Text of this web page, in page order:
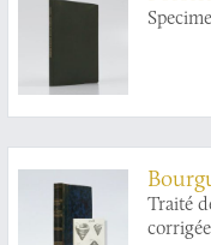
Traité